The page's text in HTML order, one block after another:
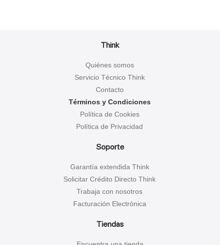
Think
Quiénes somos
Servicio Técnico Think
Contacto
Términos y Condiciones
Política de Cookies
Política de Privacidad
Soporte
Garantía extendida Think
Solicitar Crédito Directo Think
Trabaja con nosotros
Facturación Electrónica
Tiendas